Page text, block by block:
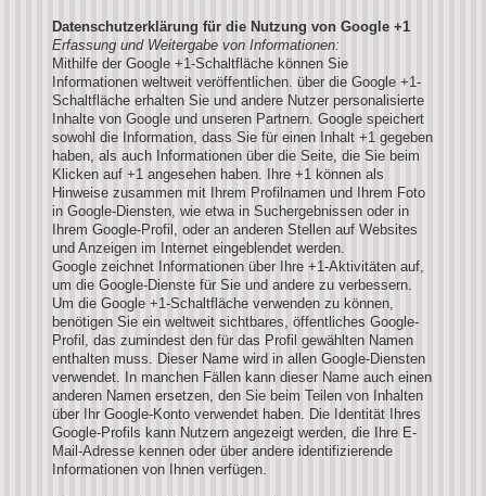
Datenschutzerklärung für die Nutzung von Google +1
Erfassung und Weitergabe von Informationen:
Mithilfe der Google +1-Schaltfläche können Sie
Informationen weltweit veröffentlichen. über die Google +1-
Schaltfläche erhalten Sie und andere Nutzer personalisierte
Inhalte von Google und unseren Partnern. Google speichert
sowohl die Information, dass Sie für einen Inhalt +1 gegeben
haben, als auch Informationen über die Seite, die Sie beim
Klicken auf +1 angesehen haben. Ihre +1 können als
Hinweise zusammen mit Ihrem Profilnamen und Ihrem Foto
in Google-Diensten, wie etwa in Suchergebnissen oder in
Ihrem Google-Profil, oder an anderen Stellen auf Websites
und Anzeigen im Internet eingeblendet werden.
Google zeichnet Informationen über Ihre +1-Aktivitäten auf,
um die Google-Dienste für Sie und andere zu verbessern.
Um die Google +1-Schaltfläche verwenden zu können,
benötigen Sie ein weltweit sichtbares, öffentliches Google-
Profil, das zumindest den für das Profil gewählten Namen
enthalten muss. Dieser Name wird in allen Google-Diensten
verwendet. In manchen Fällen kann dieser Name auch einen
anderen Namen ersetzen, den Sie beim Teilen von Inhalten
über Ihr Google-Konto verwendet haben. Die Identität Ihres
Google-Profils kann Nutzern angezeigt werden, die Ihre E-
Mail-Adresse kennen oder über andere identifizierende
Informationen von Ihnen verfügen.